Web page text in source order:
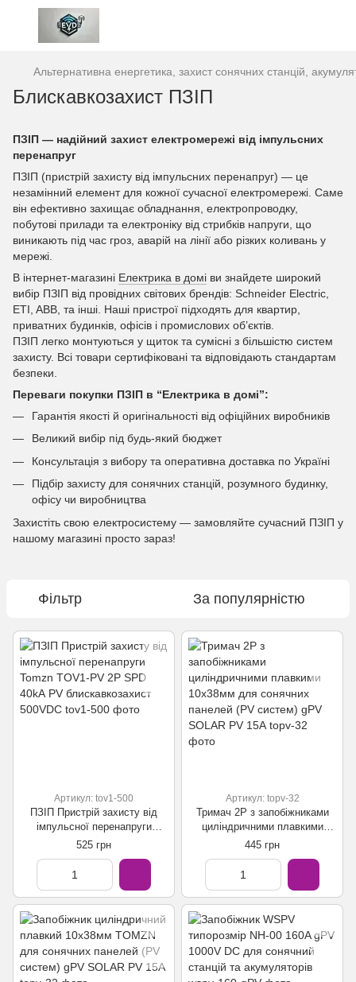
Альтернативна енергетика, захист сонячних станцій,
Блискавкозахист ПЗІП
ПЗІП — надійний захист електромережі від імпульсних
перенапруг
ПЗІП (пристрій захисту від імпульсних перенапруг) — це
незамінний елемент для кожної сучасної електромережі. Саме
він ефективно захищає обладнання, електропроводку,
побутові прилади та електроніку від стрибків напруги, що
виникають під час гроз, аварій на лінії або різких коливань у
мережі.
В інтернет-магазині Електрика в домі ви знайдете широкий
вибір ПЗІП від провідних світових брендів: Schneider Electric,
ETI, ABB, та інші. Наші пристрої підходять для квартир,
приватних будинків, офісів і промислових об’єктів.
ПЗІП легко монтуються у щиток та сумісні з більшістю систем
захисту. Всі товари сертифіковані та відповідають стандартам
безпеки.
Переваги покупки ПЗІП в “Електрика в домі”:
Гарантія якості й оригінальності від офіційних виробників
Великий вибір під будь-який бюджет
Консультація з вибору та оперативна доставка по Україні
Підбір захисту для сонячних станцій, розумного будинку,
офісу чи виробництва
Захистіть свою електросистему — замовляйте сучасний ПЗІП у
нашому магазині просто зараз!
Фільтр За популярністю
Артикул: tov1-500
ПЗІП Пристрій захисту від
імпульсної перенапруги
Tomzn TOV1-PV 2P SPD 40kА
PV блискавкозахист 500VDC
525 грн
Артикул: topv-32
Тримач 2Р з запобіжниками
циліндричними плавкими
10x38мм для сонячних
панелей (PV систем) gPV
SOLAR PV 15А
445 грн